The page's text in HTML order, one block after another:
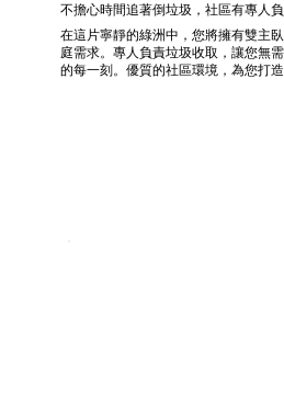
不擔心時間追著倒垃圾，社區有專人
在這片寧靜的綠洲中，您將擁有雙主
庭需求。專人負責垃圾收取，讓您無
的每一刻。優質的社區環境，為您打造